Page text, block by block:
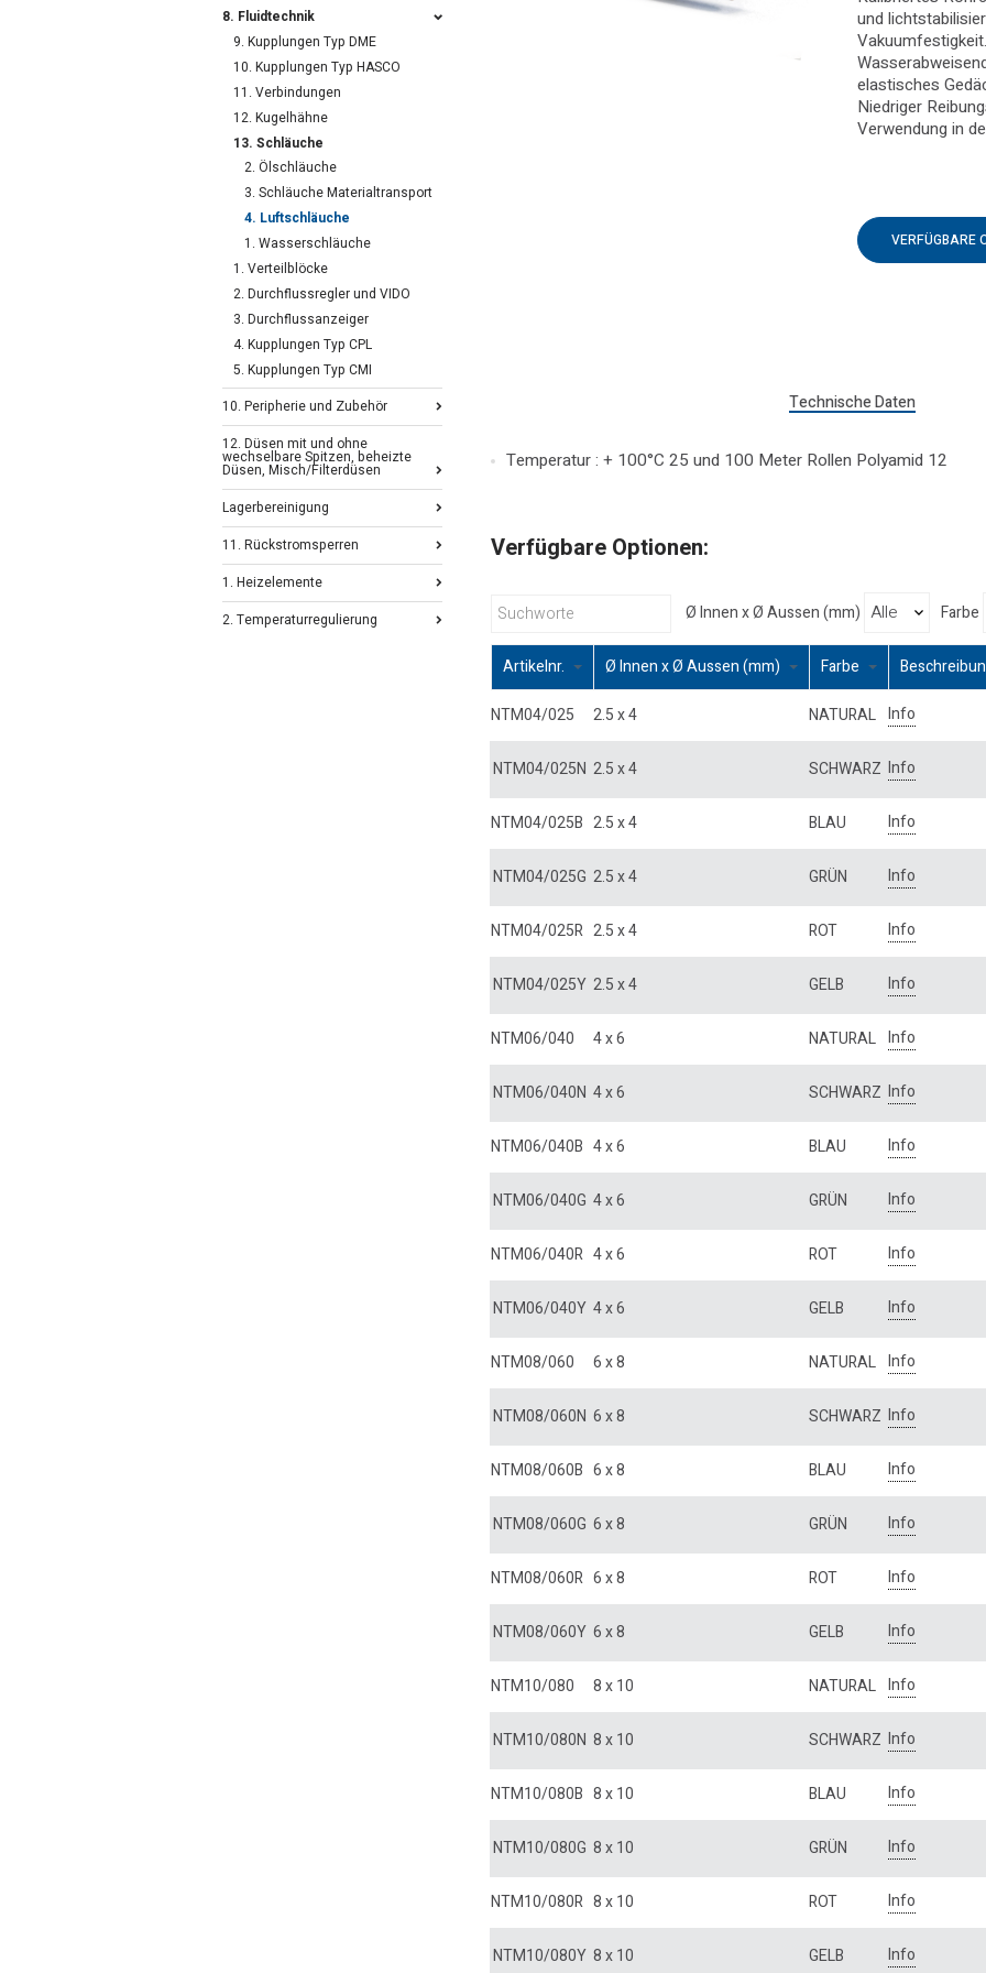
und
elastisches
Niedriger
Verwendung in
VERFÜGBARE
Technische Daten
Temperatur : + 100°C 25 und 100 Meter Rollen Polyamid 12
Verfügbare Optionen:
Ø Innen x Ø Aussen (mm) Farbe
Artikelnr. Ø Innen x Ø Aussen (mm) Farbe
NTM04/025 2.5 x 4 NATURAL Info
NTM04/025N 2.5 x 4 SCHWARZ Info
NTM04/025B 2.5 x 4 BLAU Info
NTM04/025G 2.5 x 4 GRÜN Info
NTM04/025R 2.5 x 4 ROT Info
NTM04/025Y 2.5 x 4 GELB Info
NTM06/040 4 x 6 NATURAL Info
NTM06/040N 4 x 6 SCHWARZ Info
NTM06/040B 4 x 6 BLAU Info
NTM06/040G 4 x 6 GRÜN Info
NTM06/040R 4 x 6 ROT Info
NTM06/040Y 4 x 6 GELB Info
NTM08/060 6 x 8 NATURAL Info
NTM08/060N 6 x 8 SCHWARZ Info
NTM08/060B 6 x 8 BLAU Info
NTM08/060G 6 x 8 GRÜN Info
NTM08/060R 6 x 8 ROT Info
NTM08/060Y 6 x 8 GELB Info
NTM10/080 8 x 10 NATURAL Info
NTM10/080N 8 x 10 SCHWARZ Info
NTM10/080B 8 x 10 BLAU Info
NTM10/080G 8 x 10 GRÜN Info
NTM10/080R 8 x 10 ROT Info
NTM10/080Y 8 x 10 GELB Info
8. Fluidtechnik
9. Kupplungen Typ DME
10. Kupplungen Typ HASCO
11. Verbindungen
12. Kugelhähne
13. Schläuche
2. Ölschläuche
3. Schläuche Materialtransport
4. Luftschläuche
1. Wasserschläuche
1. Verteilblöcke
2. Durchflussregler und VIDO
3. Durchflussanzeiger
4. Kupplungen Typ CPL
5. Kupplungen Typ CMI
10. Peripherie und Zubehör
12. Düsen mit und ohne
wechselbare Spitzen, beheizte
Düsen, Misch/Filterdüsen
Lagerbereinigung
11. Rückstromsperren
1. Heizelemente
2. Temperaturregulierung